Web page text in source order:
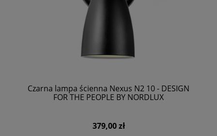
Czarna lampa ścienna Nexus N2 10 - DESIGN
FOR THE PEOPLE BY NORDLUX
379,00 zł